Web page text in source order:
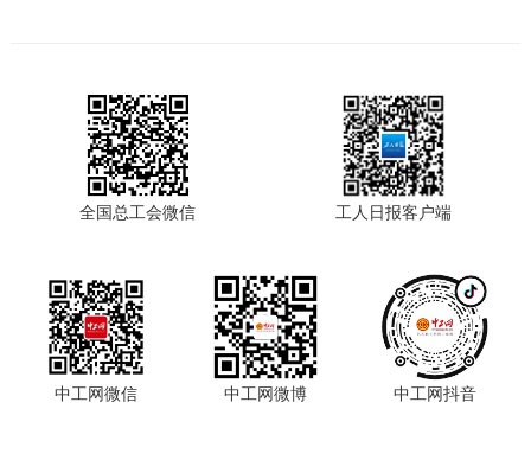
全国总工会微信 工人日报客户端
中工网微信 中工网微博 中工网抖音